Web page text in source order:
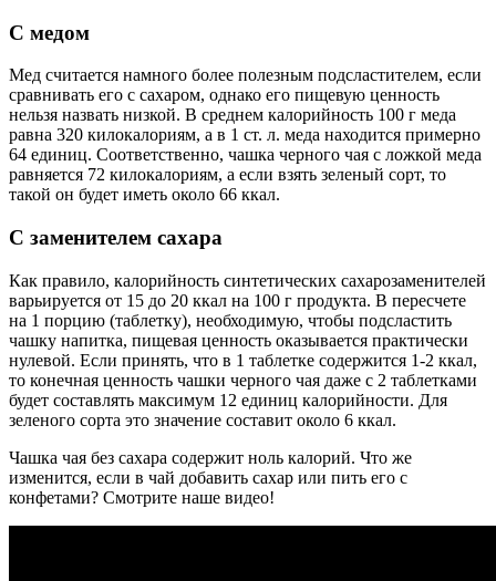
С медом
Мед считается намного более полезным подсластителем, если
сравнивать его с сахаром, однако его пищевую ценность
нельзя назвать низкой. В среднем калорийность 100 г меда
равна 320 килокалориям, а в 1 ст. л. меда находится примерно
64 единиц. Соответственно, чашка черного чая с ложкой меда
равняется 72 килокалориям, а если взять зеленый сорт, то
такой он будет иметь около 66 ккал.
С заменителем сахара
Как правило, калорийность синтетических сахарозаменителей
варьируется от 15 до 20 ккал на 100 г продукта. В пересчете
на 1 порцию (таблетку), необходимую, чтобы подсластить
чашку напитка, пищевая ценность оказывается практически
нулевой. Если принять, что в 1 таблетке содержится 1-2 ккал,
то конечная ценность чашки черного чая даже с 2 таблетками
будет составлять максимум 12 единиц калорийности. Для
зеленого сорта это значение составит около 6 ккал.
Чашка чая без сахара содержит ноль калорий. Что же
изменится, если в чай добавить сахар или пить его с
конфетами? Смотрите наше видео!